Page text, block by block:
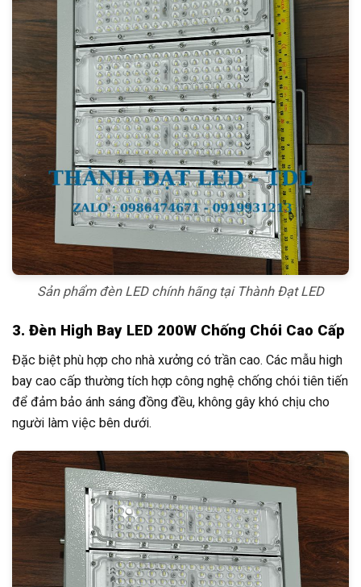
Sản phẩm đèn LED chính hãng tại Thành Đạt LED
3. Đèn High Bay LED 200W Chống Chói Cao Cấp
Đặc biệt phù hợp cho nhà xưởng có trần cao. Các mẫu high
bay cao cấp thường tích hợp công nghệ chống chói tiên tiến
để đảm bảo ánh sáng đồng đều, không gây khó chịu cho
người làm việc bên dưới.